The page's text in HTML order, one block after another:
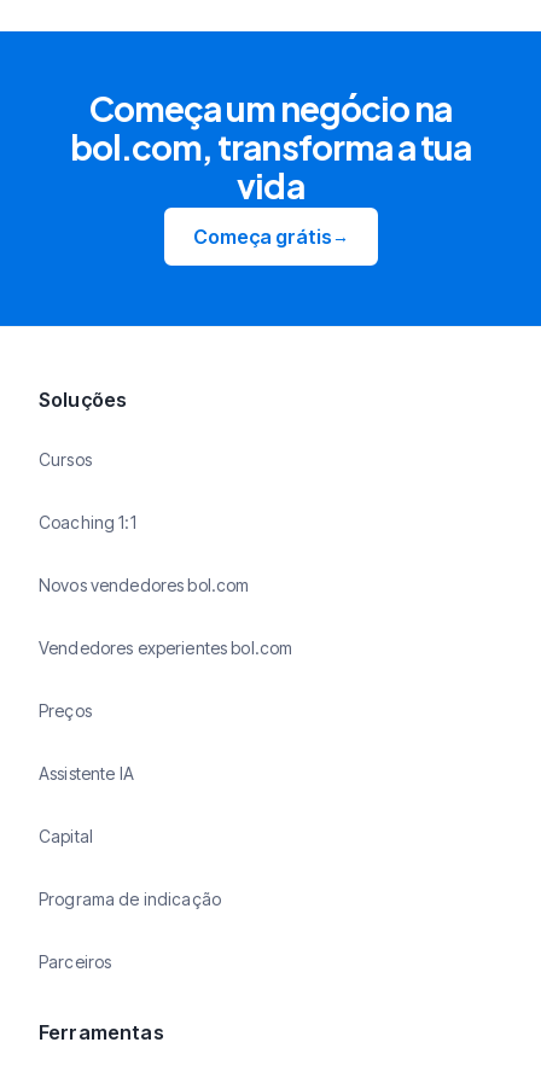
Começa um negócio na
bol.com, transforma a tua
vida
Começa grátis→
Soluções
Cursos
Coaching 1:1
Novos vendedores bol.com
Vendedores experientes bol.com
Preços
Assistente IA
Capital
Programa de indicação
Parceiros
Ferramentas